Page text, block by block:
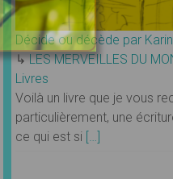
Décide ou décède par
↳LES MERVEILLES DU
Livres
Voilà un livre que je vous
particulièrement, une
ce qui est si […]